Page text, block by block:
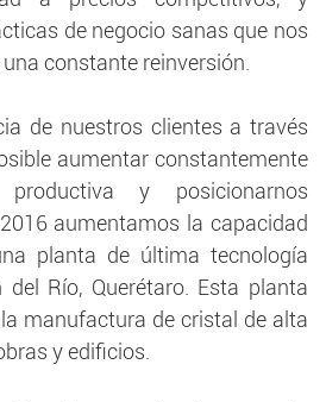
de negocio sanas que nos
constante reinversión.
de nuestros clientes a través
aumentar constantemente
y posicionarnos
aumentamos la capacidad
planta de última tecnología
Río, Querétaro. Esta planta
manufactura de cristal de alta
y edificios.